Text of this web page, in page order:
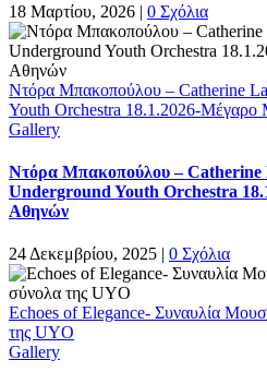
18 Μαρτίου, 2026 | 0 Σχόλια
Ντόρα Μπακοπούλου – Catherine
Youth Orchestra 18.1.2026-Μέγαρο
Gallery
Ντόρα Μπακοπούλου –
Underground Youth Orchestra
Αθηνών
24 Δεκεμβρίου, 2025 0 Σχόλια
Echoes of Elegance- Συναυλία
της UYO
Gallery